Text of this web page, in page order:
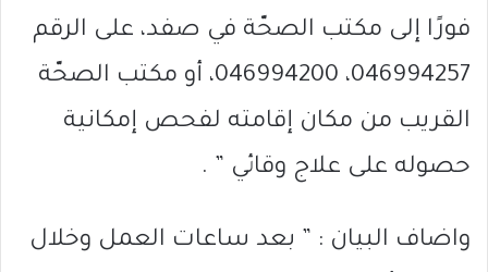
فورًا إلى مكتب الصحّة في صفد، على الرقم
046994257، 046994200، أو مكتب الصحّة
القريب من مكان إقامته لفحص إمكانية
حصوله على علاج وقائي ” .
واضاف البيان : ” بعد ساعات العمل وخلال